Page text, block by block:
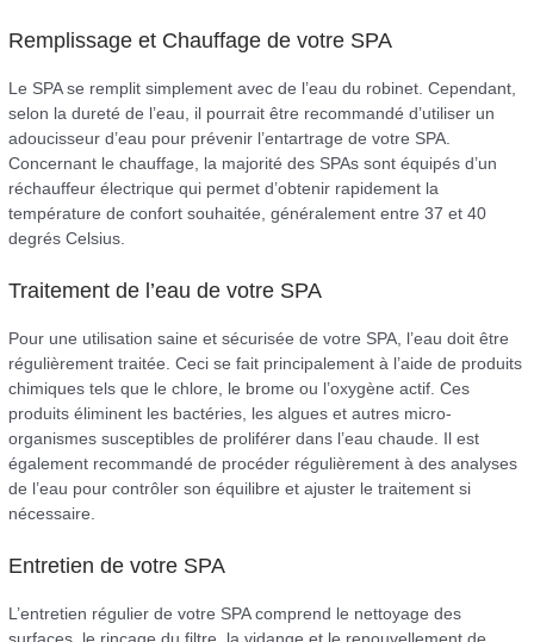
Remplissage et Chauffage de votre SPA
Le SPA se remplit simplement avec de l’eau du robinet. Cependant,
selon la dureté de l’eau, il pourrait être recommandé d’utiliser un
adoucisseur d’eau pour prévenir l’entartrage de votre SPA.
Concernant le chauffage, la majorité des SPAs sont équipés d’un
réchauffeur électrique qui permet d’obtenir rapidement la
température de confort souhaitée, généralement entre 37 et 40
degrés Celsius.
Traitement de l’eau de votre SPA
Pour une utilisation saine et sécurisée de votre SPA, l’eau doit être
régulièrement traitée. Ceci se fait principalement à l’aide de produits
chimiques tels que le chlore, le brome ou l’oxygène actif. Ces
produits éliminent les bactéries, les algues et autres micro-
organismes susceptibles de proliférer dans l’eau chaude. Il est
également recommandé de procéder régulièrement à des analyses
de l’eau pour contrôler son équilibre et ajuster le traitement si
nécessaire.
Entretien de votre SPA
L’entretien régulier de votre SPA comprend le nettoyage des